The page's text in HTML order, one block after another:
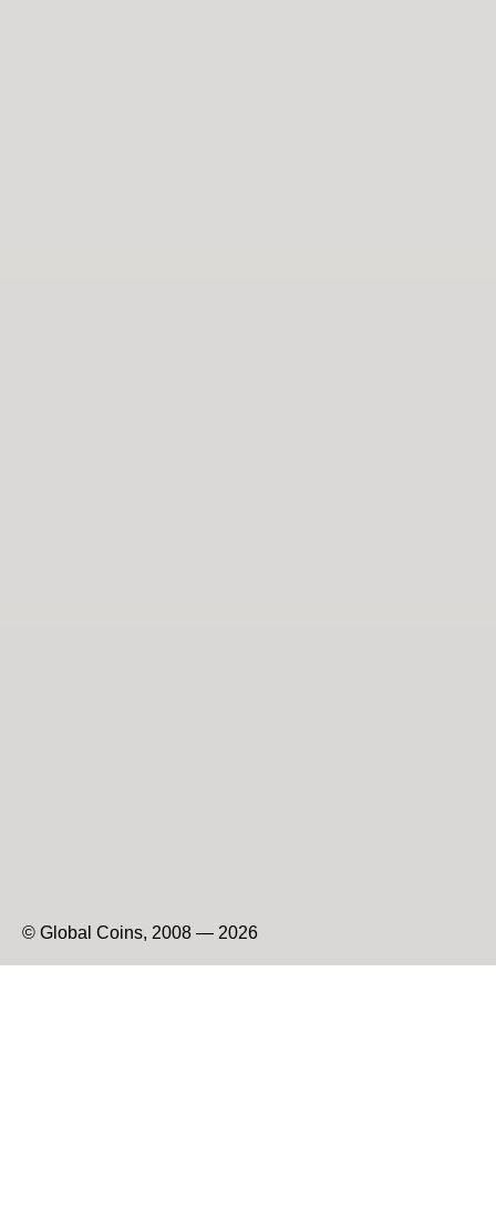
© Global Coins, 2008 — 2026